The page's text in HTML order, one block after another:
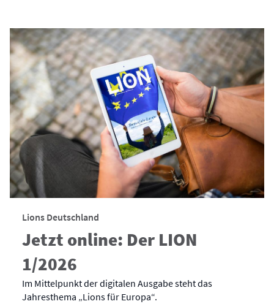
Lions Deutschland
Jetzt online: Der LION
1/2026
Im Mittelpunkt der digitalen Ausgabe steht das
Jahresthema „Lions für Europa“.